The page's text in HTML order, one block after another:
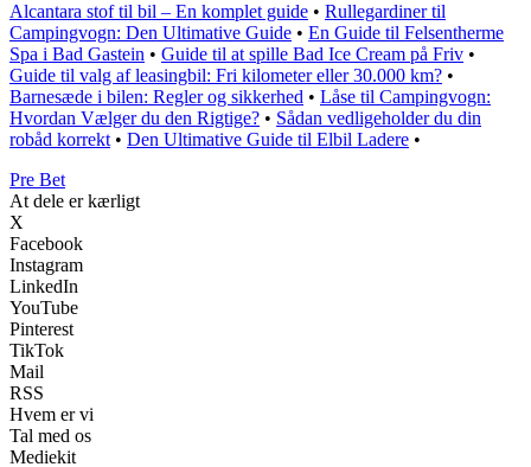
Alcantara stof til bil – En komplet guide • Rullegardiner til
Campingvogn: Den Ultimative Guide • En Guide til Felsentherme
Spa i Bad Gastein • Guide til at spille Bad Ice Cream på Friv •
Guide til valg af leasingbil: Fri kilometer eller 30.000 km? •
Barnesæde i bilen: Regler og sikkerhed • Låse til Campingvogn:
Hvordan Vælger du den Rigtige? • Sådan vedligeholder du din
robåd korrekt • Den Ultimative Guide til Elbil Ladere •
Pre Bet
At dele er kærligt
X
Facebook
Instagram
LinkedIn
YouTube
Pinterest
TikTok
Mail
RSS
Hvem er vi
Tal med os
Mediekit